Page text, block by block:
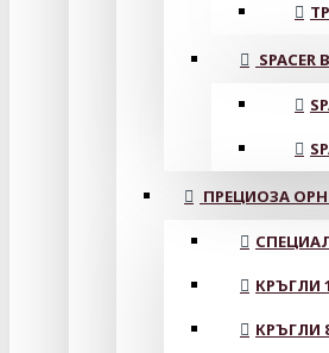
SPACER
ПРЕЦИОЗА
КРЪГЛИ
КРЪГЛИ